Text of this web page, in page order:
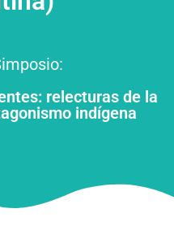
relecturas de la
indígena